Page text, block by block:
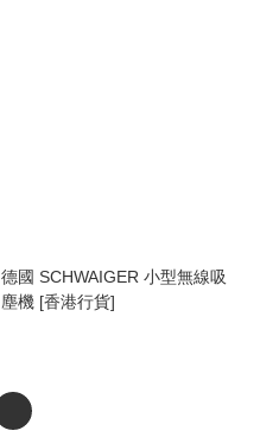
德國 SCHWAIGER 小型無線吸
塵機 [香港行貨]